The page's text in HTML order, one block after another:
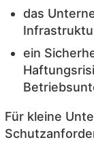
das
ein
Für kleine